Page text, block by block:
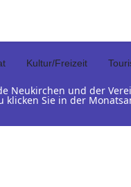
Kultur/Freizeit
Neukirchen und der
Sie in der